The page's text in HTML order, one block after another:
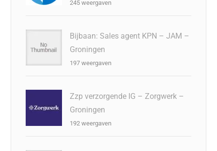
245 weergaven
Bijbaan: Sales agent KPN – JAM –
Groningen
197 weergaven
Zzp verzorgende IG – Zorgwerk –
Groningen
192 weergaven